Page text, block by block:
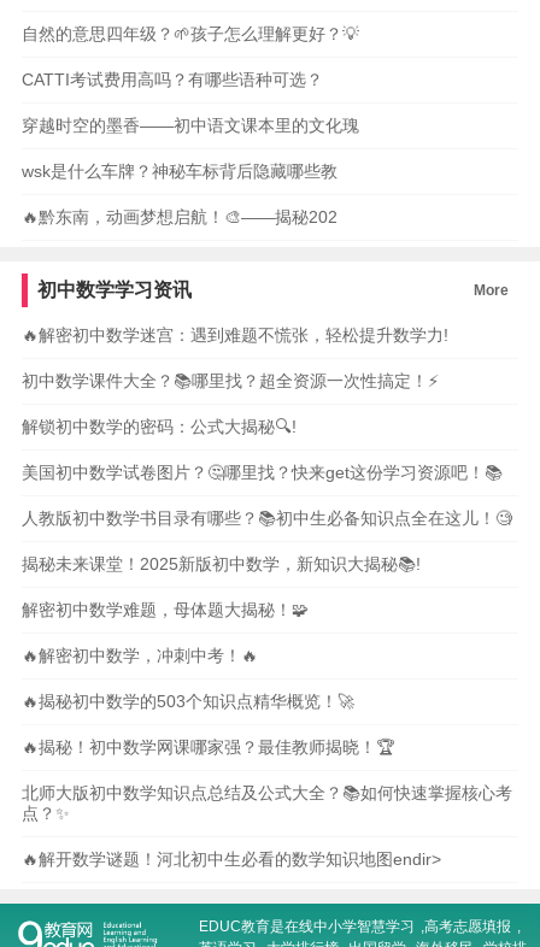
自然的意思四年级？🌱孩子怎么理解更好？💡
CATTI考试费用高吗？有哪些语种可选？
穿越时空的墨香——初中语文课本里的文化瑰
wsk是什么车牌？神秘车标背后隐藏哪些教
🔥黔东南，动画梦想启航！🎨——揭秘202
初中数学学习资讯 More
🔥解密初中数学迷宫：遇到难题不慌张，轻松提升数学力!
初中数学课件大全？📚哪里找？超全资源一次性搞定！⚡️
解锁初中数学的密码：公式大揭秘🔍!
美国初中数学试卷图片？🤔哪里找？快来get这份学习资源吧！📚
人教版初中数学书目录有哪些？📚初中生必备知识点全在这儿！🧐
揭秘未来课堂！2025新版初中数学，新知识大揭秘📚!
解密初中数学难题，母体题大揭秘！🧩
🔥解密初中数学，冲刺中考！🔥
🔥揭秘初中数学的503个知识点精华概览！🚀
🔥揭秘！初中数学网课哪家强？最佳教师揭晓！🏆
北师大版初中数学知识点总结及公式大全？📚如何快速掌握核心考
点？✨
🔥解开数学谜题！河北初中生必看的数学知识地图endir>
EDUC教育是在线中小学智慧学习 ,高考志愿填报 ,